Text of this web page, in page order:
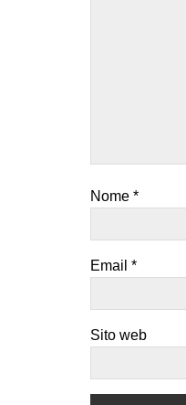
Nome *
Email *
Sito web